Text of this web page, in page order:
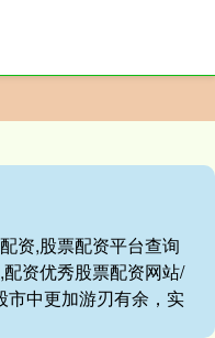
资,股票配资平台查询
资优秀股票配资网站/
市中更加游刃有余，实